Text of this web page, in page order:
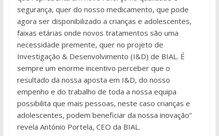
segurança, quer do nosso medicamento, que pode
agora ser disponibilizado a crianças e adolescentes,
faixas etárias onde novos tratamentos são uma
necessidade premente, quer no projeto de
Investigação & Desenvolvimento (I&D) de BIAL. É
sempre um enorme incentivo perceber que o
resultado da nossa aposta em I&D, do nosso
empenho e do trabalho de toda a nossa equipa
possibilita que mais pessoas, neste caso crianças e
adolescentes, podem beneficiar da nossa inovação”
revela António Portela, CEO da BIAL.